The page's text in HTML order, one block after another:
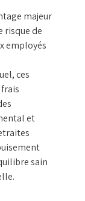
majeur
risque de
employés
ces
et
sain